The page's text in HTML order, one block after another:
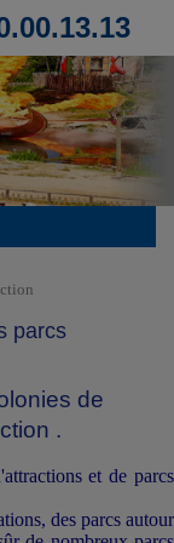
parcs
de
.
et de parcs
des parcs autour